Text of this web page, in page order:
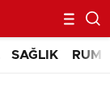
SAĞLIK RUM